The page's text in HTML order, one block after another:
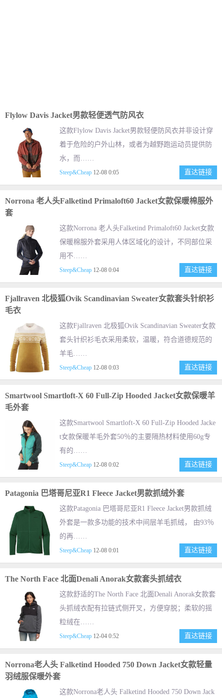
Flylow Davis Jacket男款轻便透气防风衣
这款Flylow Davis Jacket男款轻便防风衣并非设计穿
着于危险的户外山林，或者为越野跑运动员提供防
水，而……
Steep&Cheap 12-08 0:05 直达链接
Norrona 老人头Falketind Primaloft60 Jacket女款保暖棉服外
套
这款Norrona 老人头Falketind Primaloft60 Jacket女款
保暖棉服外套采用人体区域化的设计，不同部位采
用不……
Steep&Cheap 12-08 0:04 直达链接
Fjallraven 北极狐Ovik Scandinavian Sweater女款套头针织衫
毛衣
这款Fjallraven 北极狐Ovik Scandinavian Sweater女款
套头针织衫毛衣采用柔软，温暖，符合道德规范的
羊毛……
Steep&Cheap 12-08 0:03 直达链接
Smartwool Smartloft-X 60 Full-Zip Hooded Jacket女款保暖羊
毛外套
这款Smartwool Smartloft-X 60 Full-Zip Hooded Jacke
t女款保暖羊毛外套50％的主要隔热材料使用60g专
有的……
Steep&Cheap 12-08 0:02 直达链接
Patagonia 巴塔哥尼亚R1 Fleece Jacket男款抓绒外套
这款Patagonia 巴塔哥尼亚R1 Fleece Jacket男款抓绒
外套是一款多功能的技术中间层羊毛抓绒， 由93％
的再……
Steep&Cheap 12-08 0:01 直达链接
The North Face 北面Denali Anorak女款套头抓绒衣
这款舒适的The North Face 北面Denali Anorak女款套
头抓绒衣配有拉链式侧开叉，方便穿脱；柔软的摇
粒绒在……
Steep&Cheap 12-04 0:52 直达链接
Norrona老人头 Falketind Hooded 750 Down Jacket女款轻量
羽绒服保暖外套
这款Norrona老人头 Falketind Hooded 750 Down Jack